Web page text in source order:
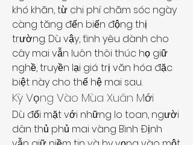
khó khăn, từ chi phí chăm sóc ngày
càng tăng đến biến động thị
trường. Dù vậy, tình yêu dành cho
cây mai vẫn luôn thôi thúc họ giữ
nghề, truyền lại giá trị văn hóa đặc
biệt này cho thế hệ mai sau.
Kỳ Vọng Vào Mùa Xuân Mới
Dù đối mặt với những lo toan, người
dân thủ phủ mai vàng Bình Định
vẫn giữ niềm tin và hy vọng vào một